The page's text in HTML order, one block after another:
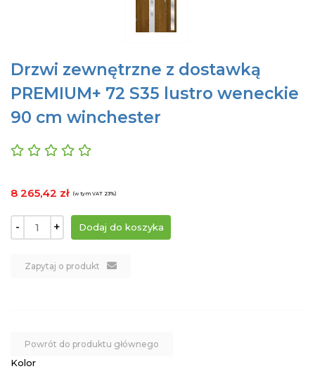
Drzwi zewnętrzne z dostawką
PREMIUM+ 72 S35 lustro weneckie
90 cm winchester
8 265,42 zł (w tym VAT 23%)
- +
Zapytaj o produkt
Powrót do produktu głównego
Kolor